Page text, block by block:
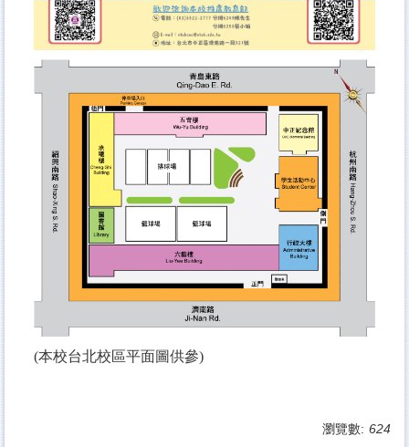
(本校台北校區平面圖供參)
瀏覽數: 624